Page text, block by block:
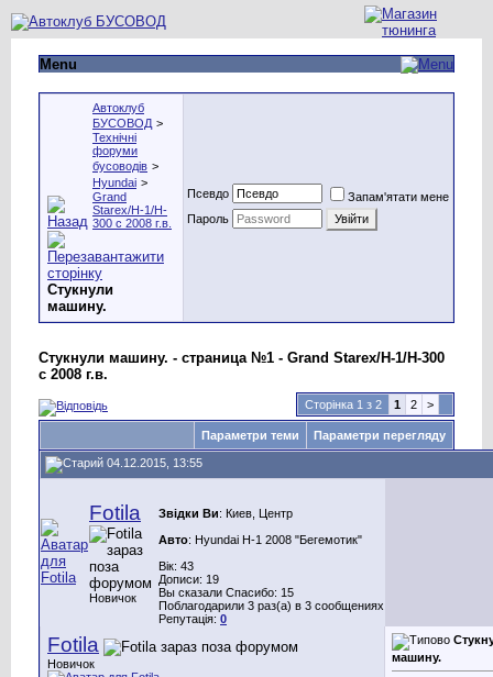
Menu
Автоклуб
БУСОВОД >
Технічні
форуми
бусоводів >
Hyundai >
Grand
Starex/H-1/H-
300 с 2008 г.в.
Стукнули
машину.
Псевдо
Запам'ятати мене
Пароль
Стукнули машину. - страница №1 - Grand Starex/H-1/H-300
с 2008 г.в.
Сторінка 1 з 2 1 2 >
Параметри теми Параметри перегляду
04.12.2015, 13:55
Fotila
Новичок
Звідки Ви: Киев, Центр
Авто: Hyundai H-1 2008 "Бегемотик"
Вік: 43
Дописи: 19
Вы сказали Спасибо: 15
Поблагодарили 3 раз(а) в 3 сообщениях
Репутація: 0
Fotila
Новичок
машину.